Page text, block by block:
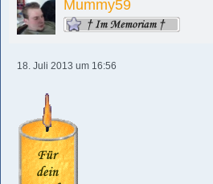
Mummy59
18. Juli 2013 um 16:56